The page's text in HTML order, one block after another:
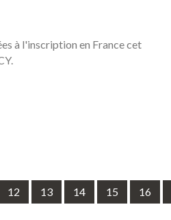
à l'inscription en France cet
12 13 14 15 16